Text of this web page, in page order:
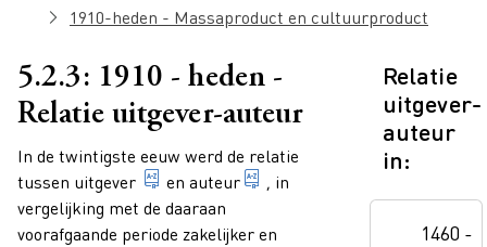
1910-heden - Massaproduct en cultuurproduct
5.2.3: 1910 - heden -
Relatie uitgever-auteur
Paragraphs
In de twintigste eeuw werd de relatie
tussen uitgever 1. iemand die beroepshalve voor eigen
en auteur persoon die een boek of
, in
vergelijking met de daaraan
voorafgaande periode zakelijker en
Relatie
uitgever-
auteur
in:
1460 -